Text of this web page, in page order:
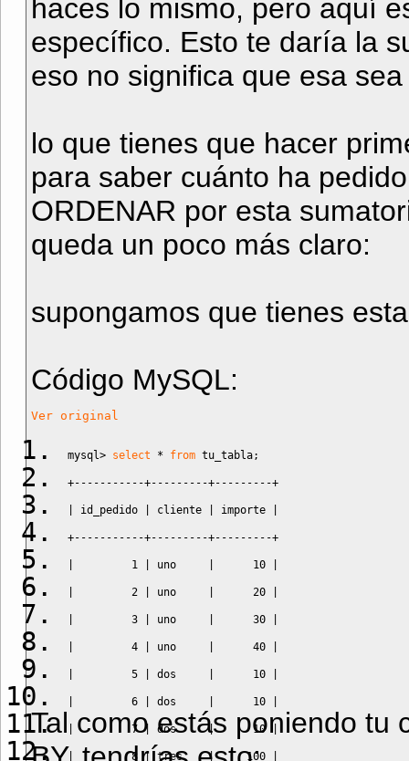
haces lo mismo, pero aquí
específico. Esto te daría la
eso no significa que esa
lo que tienes que hacer
para saber cuánto ha
ORDENAR por esta
queda un poco más claro:
supongamos que tienes
Código MySQL:
Ver original
mysql> select * from tu_tabla;
+-----------+---------+---------+
id_pedido cliente importe
+-----------+---------+---------+
1 uno 10
2 uno 20
3 uno 30
4 uno 40
5 dos 10
6 dos 10
7 | dos | 10
8 | tres | 100
Tal como estás poniendo tu